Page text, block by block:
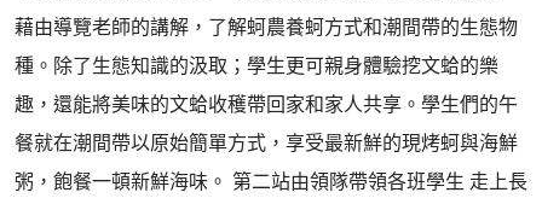
藉由導覽老師的講解，了解蚵農養蚵方式和潮間帶的生態物
種。除了生態知識的汲取；學生更可親身體驗挖文蛤的樂
趣，還能將美味的文蛤收穫帶回家和家人共享。學生們的午
餐就在潮間帶以原始簡單方式，享受最新鮮的現烤蚵與海鮮
粥，飽餐一頓新鮮海味。 第二站由領隊帶領各班學生 走上長